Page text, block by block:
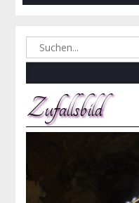
Search
for:
Zufallsbild